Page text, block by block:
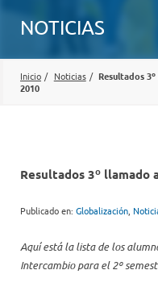
NOTICIAS
Inicio / Noticias / Resultados
2010
Resultados 3º llamado
Publicado en: Globalización
Aquí está la lista de los
Intercambio para el 2º